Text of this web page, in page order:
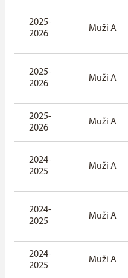
2025-
2026
Muži A
2025-
2026
Muži A
2025-
2026
Muži A
2024-
2025
Muži A
2024-
2025
Muži A
2024-
2025
Muži A